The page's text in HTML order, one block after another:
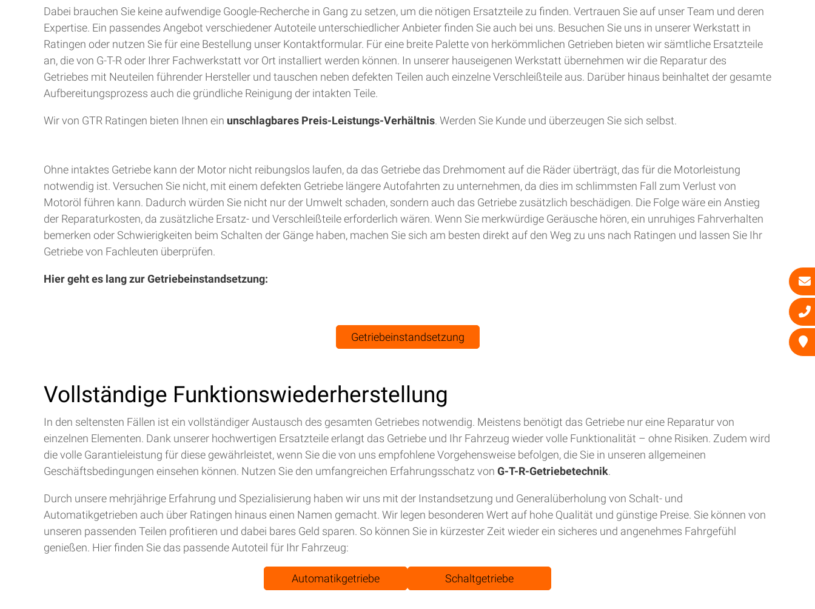
Dabei brauchen Sie keine aufwendige Google-Recherche in Gang zu setzen, um die nötigen Ersatzteile zu finden. Vertrauen Sie auf unser Team und deren
Expertise. Ein passendes Angebot verschiedener Autoteile unterschiedlicher Anbieter finden Sie auch bei uns. Besuchen Sie uns in unserer Werkstatt in
Ratingen oder nutzen Sie für eine Bestellung unser Kontaktformular. Für eine breite Palette von herkömmlichen Getrieben bieten wir sämtliche Ersatzteile
an, die von G-T-R oder Ihrer Fachwerkstatt vor Ort installiert werden können. In unserer hauseigenen Werkstatt übernehmen wir die Reparatur des
Getriebes mit Neuteilen führender Hersteller und tauschen neben defekten Teilen auch einzelne Verschleißteile aus. Darüber hinaus beinhaltet der gesamte
Aufbereitungsprozess auch die gründliche Reinigung der intakten Teile.
Wir von GTR Ratingen bieten Ihnen ein unschlagbares Preis-Leistungs-Verhältnis. Werden Sie Kunde und überzeugen Sie sich selbst.
Ohne intaktes Getriebe kann der Motor nicht reibungslos laufen, da das Getriebe das Drehmoment auf die Räder überträgt, das für die Motorleistung
notwendig ist. Versuchen Sie nicht, mit einem defekten Getriebe längere Autofahrten zu unternehmen, da dies im schlimmsten Fall zum Verlust von
Motoröl führen kann. Dadurch würden Sie nicht nur der Umwelt schaden, sondern auch das Getriebe zusätzlich beschädigen. Die Folge wäre ein Anstieg
der Reparaturkosten, da zusätzliche Ersatz- und Verschleißteile erforderlich wären. Wenn Sie merkwürdige Geräusche hören, ein unruhiges Fahrverhalten
bemerken oder Schwierigkeiten beim Schalten der Gänge haben, machen Sie sich am besten direkt auf den Weg zu uns nach Ratingen und lassen Sie Ihr
Getriebe von Fachleuten überprüfen.
Hier geht es lang zur Getriebeinstandsetzung:
Getriebeinstandsetzung
Vollständige Funktionswiederherstellung
In den seltensten Fällen ist ein vollständiger Austausch des gesamten Getriebes notwendig. Meistens benötigt das Getriebe nur eine Reparatur von
einzelnen Elementen. Dank unserer hochwertigen Ersatzteile erlangt das Getriebe und Ihr Fahrzeug wieder volle Funktionalität – ohne Risiken. Zudem wird
die volle Garantieleistung für diese gewährleistet, wenn Sie die von uns empfohlene Vorgehensweise befolgen, die Sie in unseren allgemeinen
Geschäftsbedingungen einsehen können. Nutzen Sie den umfangreichen Erfahrungsschatz von G-T-R-Getriebetechnik.
Durch unsere mehrjährige Erfahrung und Spezialisierung haben wir uns mit der Instandsetzung und Generalüberholung von Schalt- und
Automatikgetrieben auch über Ratingen hinaus einen Namen gemacht. Wir legen besonderen Wert auf hohe Qualität und günstige Preise. Sie können von
unseren passenden Teilen profitieren und dabei bares Geld sparen. So können Sie in kürzester Zeit wieder ein sicheres und angenehmes Fahrgefühl
genießen. Hier finden Sie das passende Autoteil für Ihr Fahrzeug:
Automatikgetriebe Schaltgetriebe